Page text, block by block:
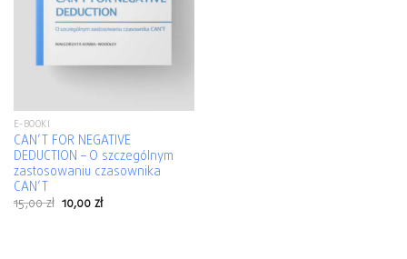
E-BOOKI
CAN’T FOR NEGATIVE
DEDUCTION – O szczególnym
zastosowaniu czasownika
CAN’T
15,00zł 10,00zł